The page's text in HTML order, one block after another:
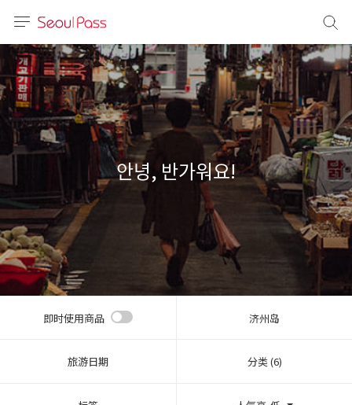
体)
文 (台灣)
안녕, 반가워요!
即时使用商品 济州岛
旅游日期 分类 (6)